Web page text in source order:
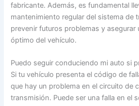
fabricante. Además, es fundamental
mantenimiento regular del sistema de
prevenir futuros problemas y asegurar
óptimo del vehículo.
Puedo seguir conduciendo mi auto si
Si tu vehículo presenta el código de
que hay un problema en el circuito de
transmisión. Puede ser una falla en el